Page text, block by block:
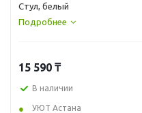
Стул, белый
Подробнее
15 590 ₸
В наличии
УЮТ Астана